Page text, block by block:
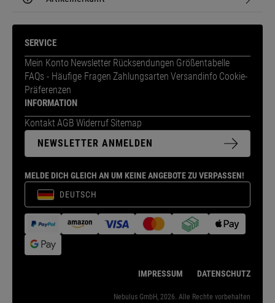
SERVICE
Mein Konto Newsletter Rücksendungen Größentabelle
FAQs - Häufige Fragen Zahlungsarten Versandinfo Cookie-
Präferenzen
INFORMATION
Kontakt AGB Widerruf Sitemap
NEWSLETTER ANMELDEN
MELDE DICH GLEICH AN UM KEINE ANGEBOTE ZU VERPASSEN!
DEUTSCH
IMPRESSUM DATENSCHUTZ
Nebulus GmbH, 2026. Alle Rechte vorbehalten